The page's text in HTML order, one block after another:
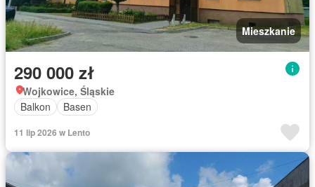
Mieszkanie
290 000 zł
Wojkowice, Śląskie
Balkon
Basen
11 lip 2026 w Lento